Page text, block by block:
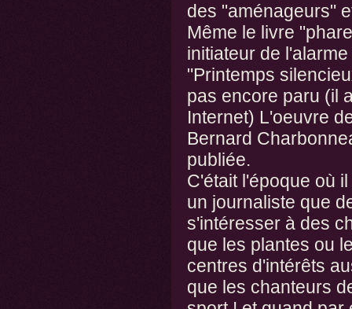
des "aménageurs"
Même le livre
initiateur de
"Printemps
pas encore paru (il
Internet) L'oeuvre
Bernard
publiée.
C'était l'époque où
un journaliste que
s'intéresser à des
que les plantes ou
centres d'intérêts
que les chanteurs